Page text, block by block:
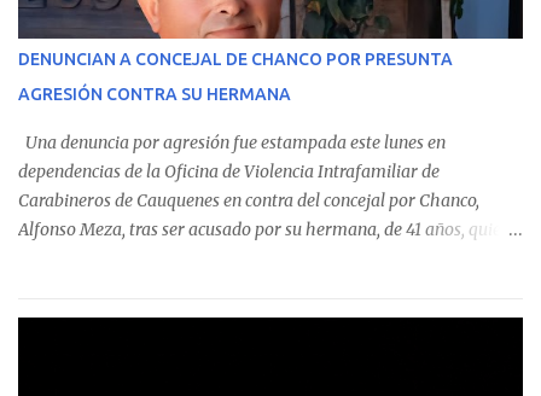
operaciones. Asimismo, se precisa que uno de los casos
corresponde a un funcionario de la Municipalidad de Chanco,
detectaron incumplimientos a la normativa vigente. El informe
precisa que la mayor cantidad de dinero apostado se registró en
Talca, donde...
DENUNCIAN A CONCEJAL DE CHANCO POR PRESUNTA
AGRESIÓN CONTRA SU HERMANA
Una denuncia por agresión fue estampada este lunes en
dependencias de la Oficina de Violencia Intrafamiliar de
Carabineros de Cauquenes en contra del concejal por Chanco,
Alfonso Meza, tras ser acusado por su hermana, de 41 años, quien
relató que los hechos ocurrieron cerca de las 11:30 horas en el